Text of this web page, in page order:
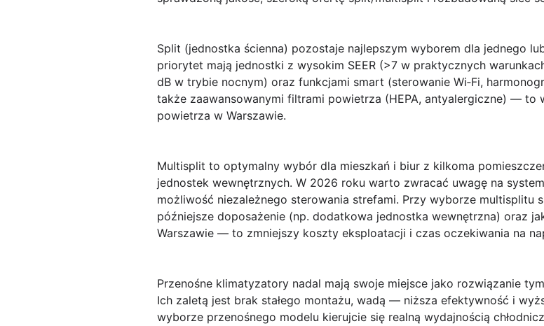
Split (jednostka ścienna) pozostaje najlepszym wyborem dla jednego
priorytet mają jednostki z wysokim SEER (>7 w praktycznych
dB w trybie nocnym) oraz funkcjami smart (sterowanie Wi‑Fi,
także zaawansowanymi filtrami powietrza (HEPA, antyalergiczne) — to
powietrza w Warszawie.
Multisplit to optymalny wybór dla mieszkań i biur z kilkoma
jednostek wewnętrznych. W 2026 roku warto zwracać uwagę na
możliwość niezależnego sterowania strefami. Przy wyborze multisplitu
późniejsze doposażenie (np. dodatkowa jednostka wewnętrzna) oraz
Warszawie — to zmniejszy koszty eksploatacji i czas oczekiwania na
Przenośne klimatyzatory nadal mają swoje miejsce jako rozwiązanie
Ich zaletą jest brak stałego montażu, wadą — niższa efektywność i
wyborze przenośnego modelu kierujcie się realną wydajnością